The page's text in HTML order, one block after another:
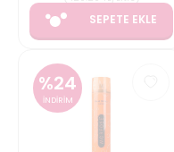
SEPETE EKLE
%24
İNDİRİM